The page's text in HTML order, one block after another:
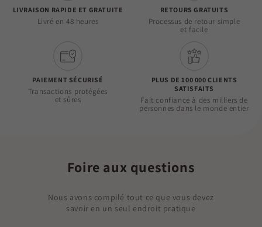
LIVRAISON RAPIDE ET GRATUITE
Livré en 48 heures
RETOURS GRATUITS
Processus de retour simple
et facile
PAIEMENT SÉCURISÉ
Transactions protégées
et sûres
PLUS DE 100 000 CLIENTS
SATISFAITS
Fait confiance à des milliers de
personnes dans le monde entier
Foire aux questions
Nous avons compilé tout ce que vous devez
savoir en un seul endroit pratique